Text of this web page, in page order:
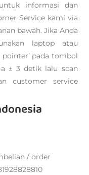
informasi dan
Service kami via
bawah. Jika Anda
laptop atau
pointer’ pada tombol
± 3 detik lalu scan
customer service
/ order